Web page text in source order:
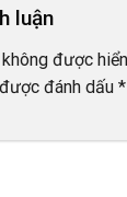
luận
được
đánh dấu *